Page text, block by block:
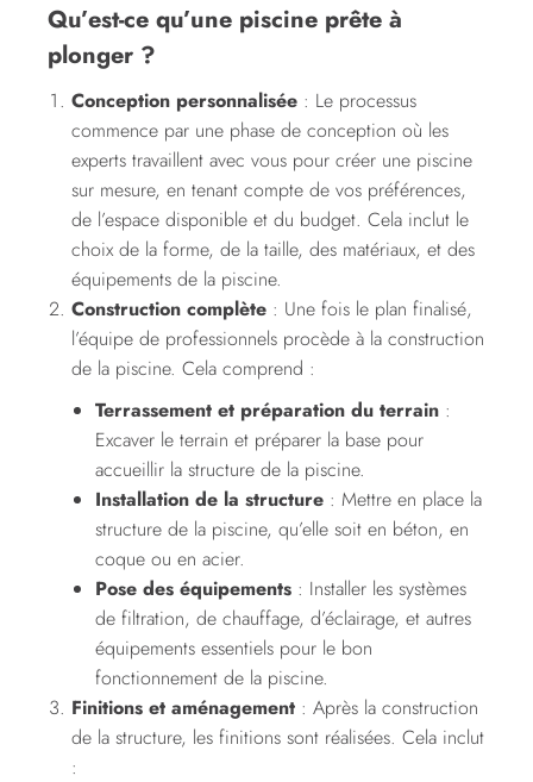
Qu’est-ce qu’une piscine prête à
plonger ?
Conception personnalisée : Le processus
commence par une phase de conception où les
experts travaillent avec vous pour créer une piscine
sur mesure, en tenant compte de vos préférences,
de l’espace disponible et du budget. Cela inclut le
choix de la forme, de la taille, des matériaux, et des
équipements de la piscine.
Construction complète : Une fois le plan finalisé,
l’équipe de professionnels procède à la construction
de la piscine. Cela comprend :
Terrassement et préparation du terrain :
Excaver le terrain et préparer la base pour
accueillir la structure de la piscine.
Installation de la structure : Mettre en place la
structure de la piscine, qu’elle soit en béton, en
coque ou en acier.
Pose des équipements : Installer les systèmes
de filtration, de chauffage, d’éclairage, et autres
équipements essentiels pour le bon
fonctionnement de la piscine.
Finitions et aménagement : Après la construction
de la structure, les finitions sont réalisées. Cela inclut
: